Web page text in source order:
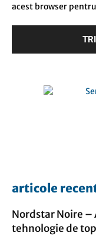
acest browser
articole
Nordstar Noire –
tehnologie de